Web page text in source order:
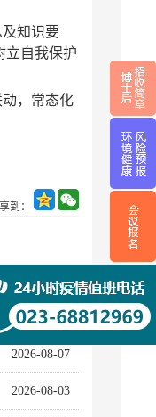
知识要
立自我保护
，常态化
到：
2026-08-07
2026-08-03